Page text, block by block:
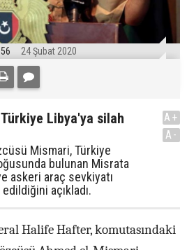
24 Şubat 2020
Libya'ya silah
Mismari, Türkiye
bulunan Misrata
askeri araç sevkiyatı
açıkladı.
A+
A-
Halife Hafter, komutasındaki